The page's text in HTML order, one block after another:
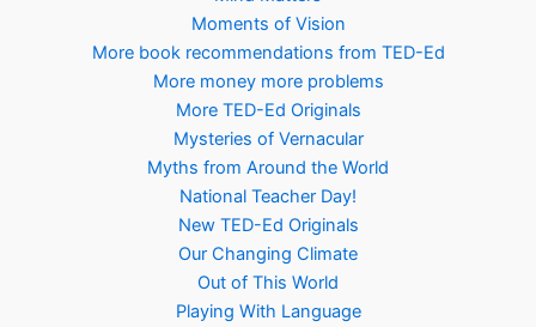
Moments of Vision
More book recommendations from TED-Ed
More money more problems
More TED-Ed Originals
Mysteries of Vernacular
Myths from Around the World
National Teacher Day!
New TED-Ed Originals
Our Changing Climate
Out of This World
Playing With Language